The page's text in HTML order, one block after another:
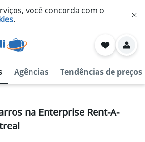
você concorda com o
.
Agências Tendências de preços
na Enterprise Rent-A-